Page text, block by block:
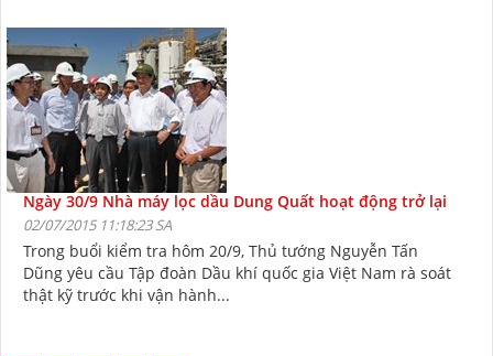
Ngày 30/9 Nhà máy lọc dầu Dung Quất hoạt động trở lại
02/07/2015 11:18:23 SA
Trong buổi kiểm tra hôm 20/9, Thủ tướng Nguyễn Tấn
Dũng yêu cầu Tập đoàn Dầu khí quốc gia Việt Nam rà soát
thật kỹ trước khi vận hành...